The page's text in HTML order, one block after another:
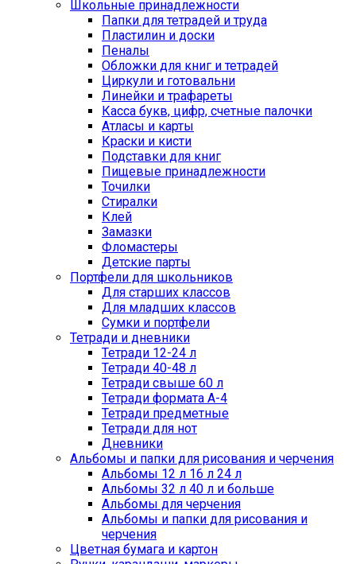
Школьные принадлежности
Папки для тетрадей и труда
Пластилин и доски
Пеналы
Обложки для книг и тетрадей
Циркули и готовальни
Линейки и трафареты
Касса букв, цифр, счетные палочки
Атласы и карты
Краски и кисти
Подставки для книг
Пищевые принадлежности
Точилки
Стиралки
Клей
Замазки
Фломастеры
Детские парты
Портфели для школьников
Для старших классов
Для младших классов
Сумки и портфели
Тетради и дневники
Тетради 12-24 л
Тетради 40-48 л
Тетради свыше 60 л
Тетради формата А-4
Тетради предметные
Тетради для нот
Дневники
Альбомы и папки для рисования и черчения
Альбомы 12 л 16 л 24 л
Альбомы 32 л 40 л и больше
Альбомы для черчения
Альбомы и папки для рисования и
черчения
Цветная бумага и картон